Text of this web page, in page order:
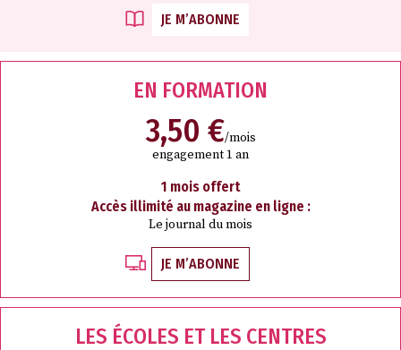
JE M’ABONNE
EN FORMATION
3,50 €/mois
engagement 1 an
1 mois offert
Accès illimité au magazine en ligne :
Le journal du mois
JE M’ABONNE
LES ÉCOLES ET LES CENTRES